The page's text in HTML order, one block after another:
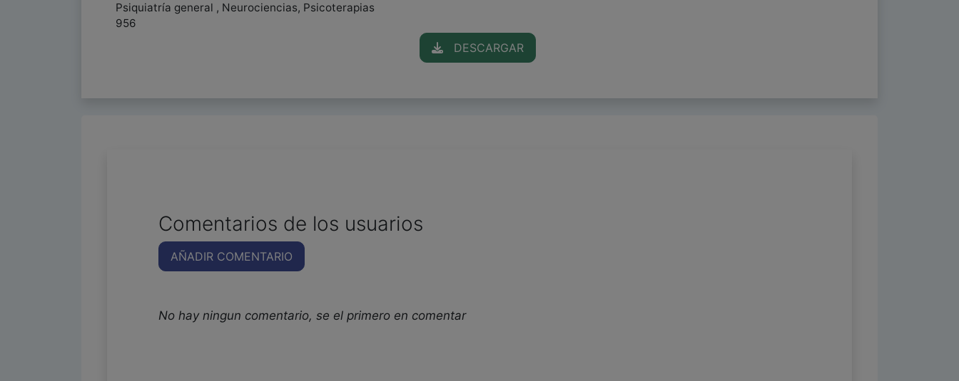
Psiquiatría general , Neurociencias, Psicoterapias
956
DESCARGAR
Comentarios de los usuarios
AÑADIR COMENTARIO
No hay ningun comentario, se el primero en comentar